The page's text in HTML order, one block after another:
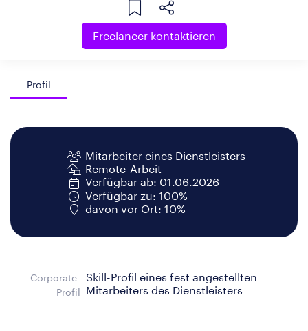
Freelancer kontaktieren
Profil
Mitarbeiter eines Dienstleisters
Remote-Arbeit
Verfügbar ab: 01.06.2026
Verfügbar zu: 100%
davon vor Ort: 10%
Corporate-
Profil
Skill-Profil eines fest angestellten
Mitarbeiters des Dienstleisters